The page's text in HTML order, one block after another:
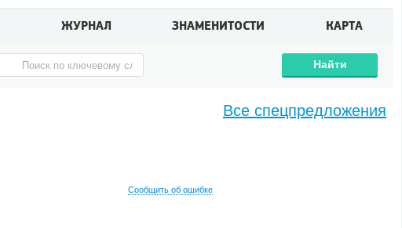
ЖУРНАЛ ЗНАМЕНИТОСТИ КАРТА
Найти
Сообщить об ошибке
Все спецпредложения